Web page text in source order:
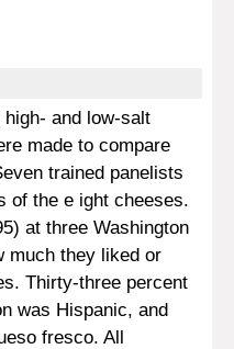
and low-salt
made to compare
trained panelists
of the e ight cheeses.
at three Washington
much they liked or
Thirty-three percent
was Hispanic, and
fresco. All